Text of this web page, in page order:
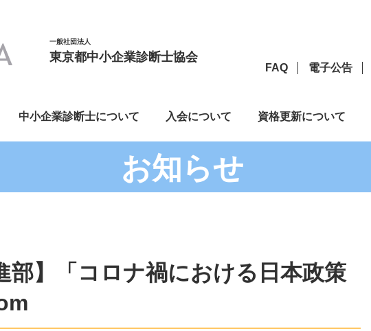
一般社団法人
東京都中小企業診断士協会
FAQ 電子公告
中小企業診断士について 入会について 資格更新について
お知らせ
部】「コロナ禍における日本政策